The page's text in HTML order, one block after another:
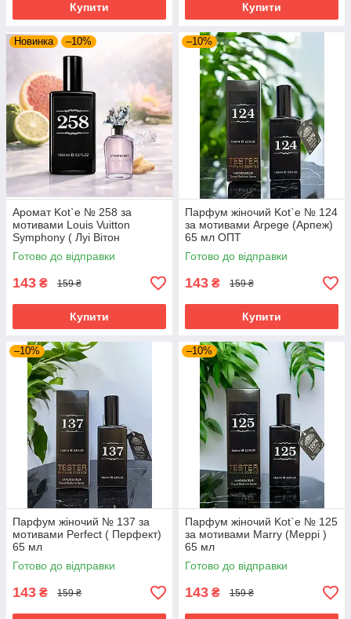
Купити Купити
Новинка –10%
Аромат Kot`e № 258 за
мотивами Louis Vuitton
Symphony ( Луі Вітон
Симфонія) 65 мл
Готово до відправки
143 ₴ 159 ₴
Купити
–10%
Парфум жіночий Kot`e № 124
за мотивами Arpege (Арпеж)
65 мл ОПТ
Готово до відправки
143 ₴ 159 ₴
Купити
–10%
Парфум жіночий № 137 за
мотивами Perfect ( Перфект)
65 мл
Готово до відправки
143 ₴ 159 ₴
–10%
Парфум жіночий Kot`e № 125
за мотивами Marry (Меррі )
65 мл
Готово до відправки
143 ₴ 159 ₴